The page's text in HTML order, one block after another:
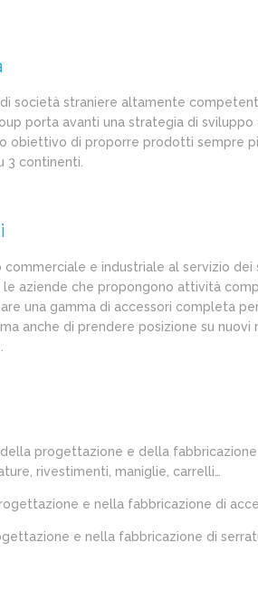
di società straniere altamente
porta avanti una strategia di
obiettivo di proporre prodotti sempre
3 continenti.
e industriale al servizio
aziende che propongono attività
una gamma di accessori completa
anche di prendere posizione su
della progettazione e della
rivestimenti, maniglie, carrelli…
e nella fabbricazione di
e nella fabbricazione di